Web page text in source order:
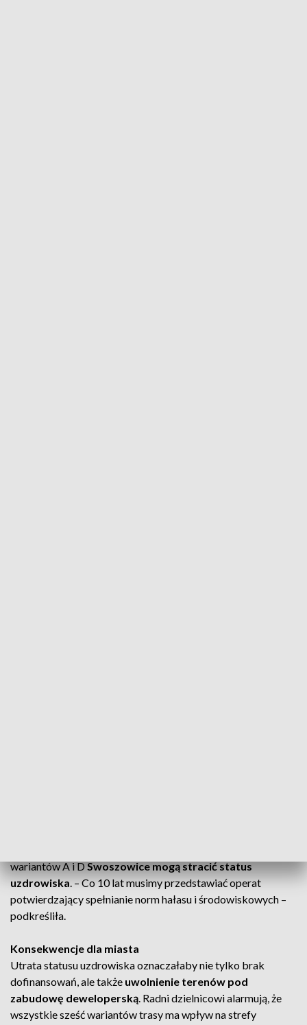
wariantów A i DSwoszowice mogą stracić status
uzdrowiska. – Co 10 lat musimy przedstawiać operat
potwierdzający spełnianie norm hałasu i środowiskowych –
podkreśliła.
Konsekwencje dla miasta
Utrata statusu uzdrowiska oznaczałaby nie tylko brak
dofinansowań, ale także uwolnienie terenów pod
zabudowę deweloperską. Radni dzielnicowi alarmują, że
wszystkie sześć wariantów trasy ma wpływ na strefy